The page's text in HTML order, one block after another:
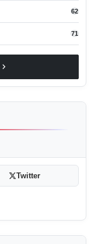
62
71
chevron_right
Twitter